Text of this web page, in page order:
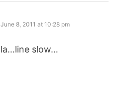
says:
June 8, 2011 at 10:28 pm
slow…